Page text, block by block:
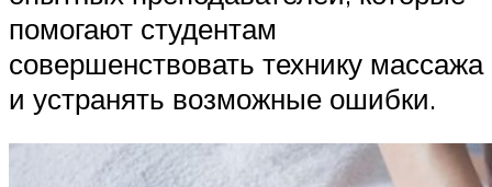
помогают студентам
совершенствовать технику массажа
и устранять возможные ошибки.